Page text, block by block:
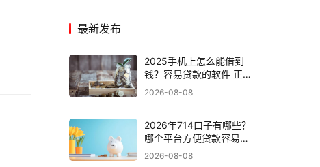
最新发布
2025手机上怎么能借到
钱？容易贷款的软件 正规
的年独家爆料！必备​这5
2026-08-08
2026年714口子有哪些？
哪个平台方便贷款容易通
过审核多数人未知！搜罗
2026-08-08